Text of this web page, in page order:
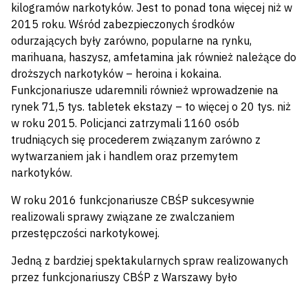
kilogramów narkotyków. Jest to ponad tona więcej niż w
2015 roku. Wśród zabezpieczonych środków
odurzających były zarówno, popularne na rynku,
marihuana, haszysz, amfetamina jak również należące do
droższych narkotyków – heroina i kokaina.
Funkcjonariusze udaremnili również wprowadzenie na
rynek 71,5 tys. tabletek ekstazy – to więcej o 20 tys. niż
w roku 2015. Policjanci zatrzymali 1160 osób
trudniących się procederem związanym zarówno z
wytwarzaniem jak i handlem oraz przemytem
narkotyków.
W roku 2016 funkcjonariusze CBŚP sukcesywnie
realizowali sprawy związane ze zwalczaniem
przestępczości narkotykowej.
Jedną z bardziej spektakularnych spraw realizowanych
przez funkcjonariuszy CBŚP z Warszawy było